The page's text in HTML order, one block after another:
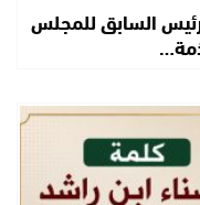
السابق للمجلس